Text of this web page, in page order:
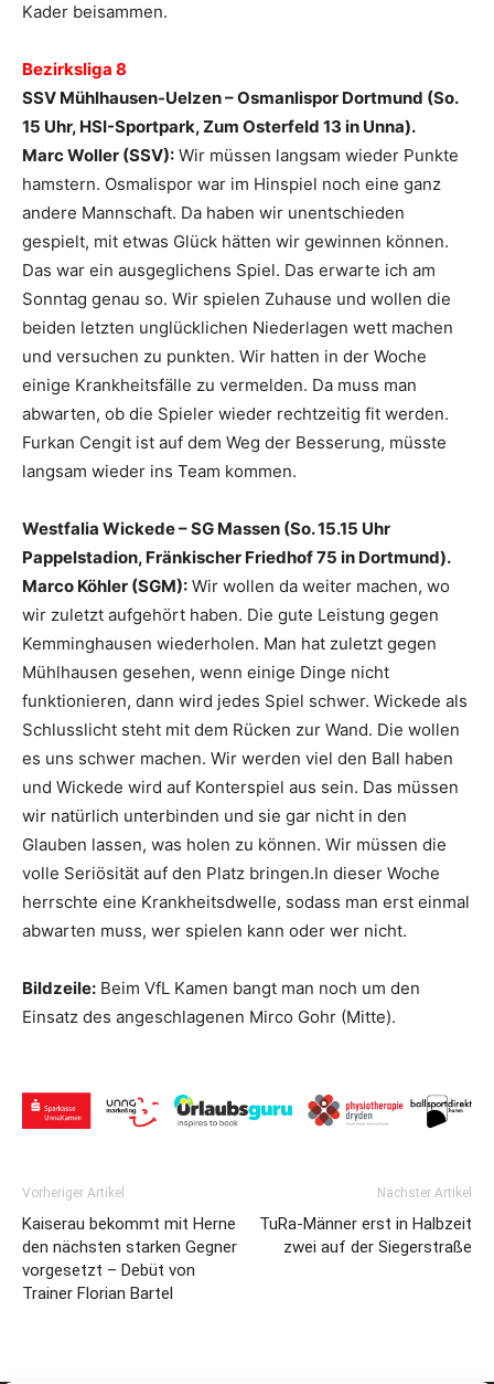
Kader beisammen.
Bezirksliga 8
SSV Mühlhausen-Uelzen – Osmanlispor Dortmund (So.
15 Uhr, HSI-Sportpark, Zum Osterfeld 13 in Unna).
Marc Woller (SSV): Wir müssen langsam wieder Punkte
hamstern. Osmalispor war im Hinspiel noch eine ganz
andere Mannschaft. Da haben wir unentschieden
gespielt, mit etwas Glück hätten wir gewinnen können.
Das war ein ausgeglichens Spiel. Das erwarte ich am
Sonntag genau so. Wir spielen Zuhause und wollen die
beiden letzten unglücklichen Niederlagen wett machen
und versuchen zu punkten. Wir hatten in der Woche
einige Krankheitsfälle zu vermelden. Da muss man
abwarten, ob die Spieler wieder rechtzeitig fit werden.
Furkan Cengit ist auf dem Weg der Besserung, müsste
langsam wieder ins Team kommen.
Westfalia Wickede – SG Massen (So. 15.15 Uhr
Pappelstadion, Fränkischer Friedhof 75 in Dortmund).
Marco Köhler (SGM): Wir wollen da weiter machen, wo
wir zuletzt aufgehört haben. Die gute Leistung gegen
Kemminghausen wiederholen. Man hat zuletzt gegen
Mühlhausen gesehen, wenn einige Dinge nicht
funktionieren, dann wird jedes Spiel schwer. Wickede als
Schlusslicht steht mit dem Rücken zur Wand. Die wollen
es uns schwer machen. Wir werden viel den Ball haben
und Wickede wird auf Konterspiel aus sein. Das müssen
wir natürlich unterbinden und sie gar nicht in den
Glauben lassen, was holen zu können. Wir müssen die
volle Seriösität auf den Platz bringen.In dieser Woche
herrschte eine Krankheitsdwelle, sodass man erst einmal
abwarten muss, wer spielen kann oder wer nicht.
Bildzeile: Beim VfL Kamen bangt man noch um den
Einsatz des angeschlagenen Mirco Gohr (Mitte).
Vorheriger Artikel
Kaiserau bekommt mit Herne
den nächsten starken Gegner
vorgesetzt – Debüt von
Trainer Florian Bartel
Nächster Artikel
TuRa-Männer erst in Halbzeit
zwei auf der Siegerstraße